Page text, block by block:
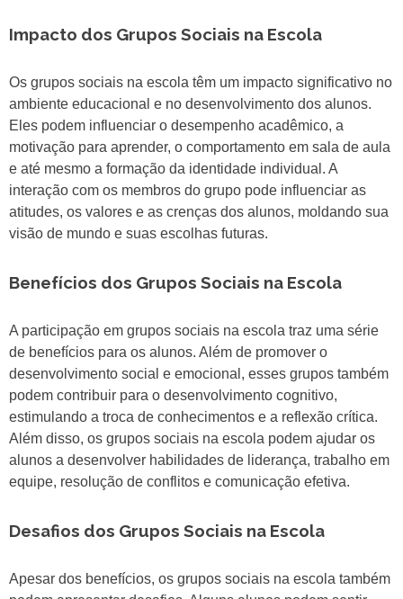
Impacto dos Grupos Sociais na Escola
Os grupos sociais na escola têm um impacto significativo no
ambiente educacional e no desenvolvimento dos alunos.
Eles podem influenciar o desempenho acadêmico, a
motivação para aprender, o comportamento em sala de aula
e até mesmo a formação da identidade individual. A
interação com os membros do grupo pode influenciar as
atitudes, os valores e as crenças dos alunos, moldando sua
visão de mundo e suas escolhas futuras.
Benefícios dos Grupos Sociais na Escola
A participação em grupos sociais na escola traz uma série
de benefícios para os alunos. Além de promover o
desenvolvimento social e emocional, esses grupos também
podem contribuir para o desenvolvimento cognitivo,
estimulando a troca de conhecimentos e a reflexão crítica.
Além disso, os grupos sociais na escola podem ajudar os
alunos a desenvolver habilidades de liderança, trabalho em
equipe, resolução de conflitos e comunicação efetiva.
Desafios dos Grupos Sociais na Escola
Apesar dos benefícios, os grupos sociais na escola também